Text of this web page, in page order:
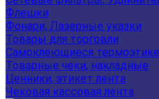
Флешки
Фонари, Лазерные указки
Товары для торговли
Самоклеющиеся
Товарные чеки, накладные
Ценники, этикет лента
Чековая кассовая лента